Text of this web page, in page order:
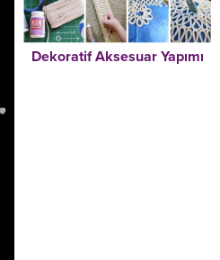
Dekoratif Aksesuar Yapımı